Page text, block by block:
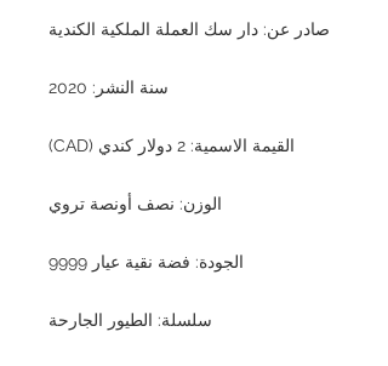
صادر عن: دار سك العملة الملكية الكندية
سنة النشر: 2020
القيمة الاسمية: 2 دولار كندي (CAD)
الوزن: نصف أونصة تروي
الجودة: فضة نقية عيار 9999
سلسلة: الطيور الجارحة